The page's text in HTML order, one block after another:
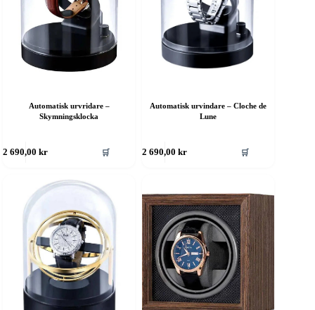
Automatisk urvridare –
Skymningsklocka
2 690,00kr 🛒
Automatisk urvindare – Cloche de
Lune
2 690,00kr 🛒